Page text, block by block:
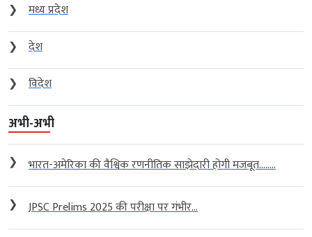
❯
मध्य प्रदेश
❯
देश
❯
विदेश
अभी-अभी
❯ भारत-अमेरिका की वैश्विक रणनीतिक साझेदारी होगी मजबूत….....
❯ JPSC Prelims 2025 की परीक्षा पर गंभीर...